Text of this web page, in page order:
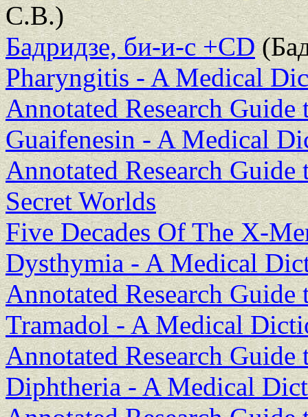
С.В.)
Бадридзе, би-и-с +CD
Pharyngitis - A Medical
Annotated Research Guide
Guaifenesin - A Medical
Annotated Research Guide
Secret Worlds
Five Decades Of The X-
Dysthymia - A Medical
Annotated Research Guide
Tramadol - A Medical
Annotated Research Guide
Diphtheria - A Medical